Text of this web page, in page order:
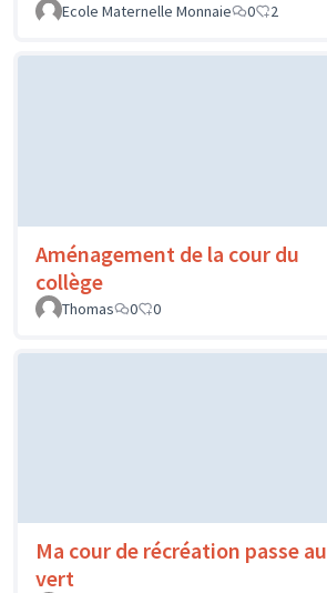
Ecole Maternelle Monnaie 0 2
Aménagement de la cour du
collège
Thomas
0 0
Ma cour de récréation passe au
vert